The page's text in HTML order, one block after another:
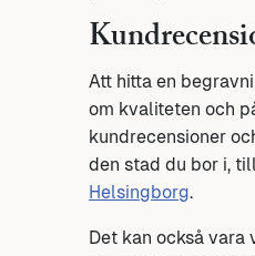
Att hitta en
om kvaliteten och
kundrecensioner
den stad du bor i,
Helsingborg.
Det kan också